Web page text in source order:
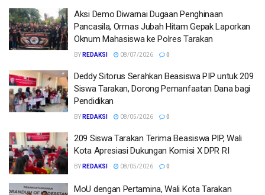
Aksi Demo Diwarnai Dugaan Penghinaan
Pancasila, Ormas Jubah Hitam Gepak Laporkan
Oknum Mahasiswa ke Polres Tarakan
BY REDAKSI 08/07/2026 0
Deddy Sitorus Serahkan Beasiswa PIP untuk 209
Siswa Tarakan, Dorong Pemanfaatan Dana bagi
Pendidikan
BY REDAKSI 08/05/2026 0
209 Siswa Tarakan Terima Beasiswa PIP, Wali
Kota Apresiasi Dukungan Komisi X DPR RI
BY REDAKSI 08/05/2026 0
MoU dengan Pertamina, Wali Kota Tarakan